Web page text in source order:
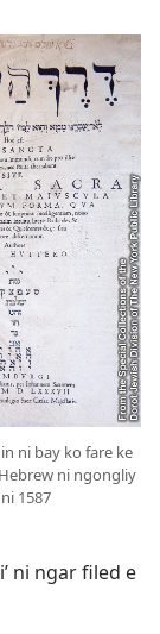
ni bay ko fare ke
ni ngongliy
1587
ni ngar filed e